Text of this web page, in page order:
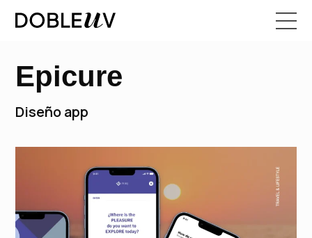
Epicure
Diseño app